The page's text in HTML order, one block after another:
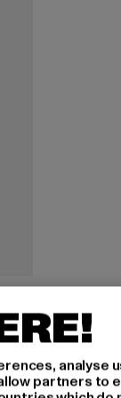
analyse
partners to